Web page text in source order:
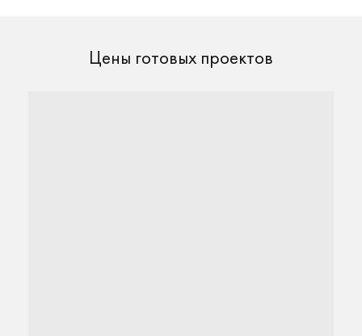
Цены готовых проектов